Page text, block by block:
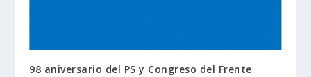
98 aniversario del PS y Congreso del Frente